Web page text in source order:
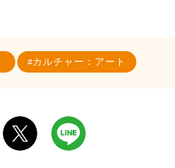
カルチャー：アート